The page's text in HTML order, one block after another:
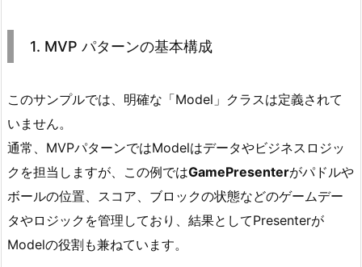
パ
タ
ー
の
基
本
構
1. MVP パターンの基本構成
このサンプルでは、明確な「Model」クラスは定義されて
いません。
通常、MVPパターンではModelはデータやビジネスロジッ
クを担当しますが、この例ではGamePresenterがパドルや
ボールの位置、スコア、ブロックの状態などのゲームデー
タやロジックを管理しており、結果としてPresenterが
Modelの役割も兼ねています。